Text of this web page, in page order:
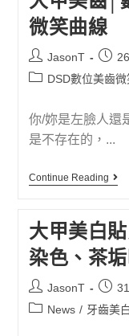
微笑曲線
JasonT
DSD數位美齒
你/妳是左臉人還
是不存在的，...
Continue Reading
大甲美白
染色、茶
JasonT
News / 牙齒美白